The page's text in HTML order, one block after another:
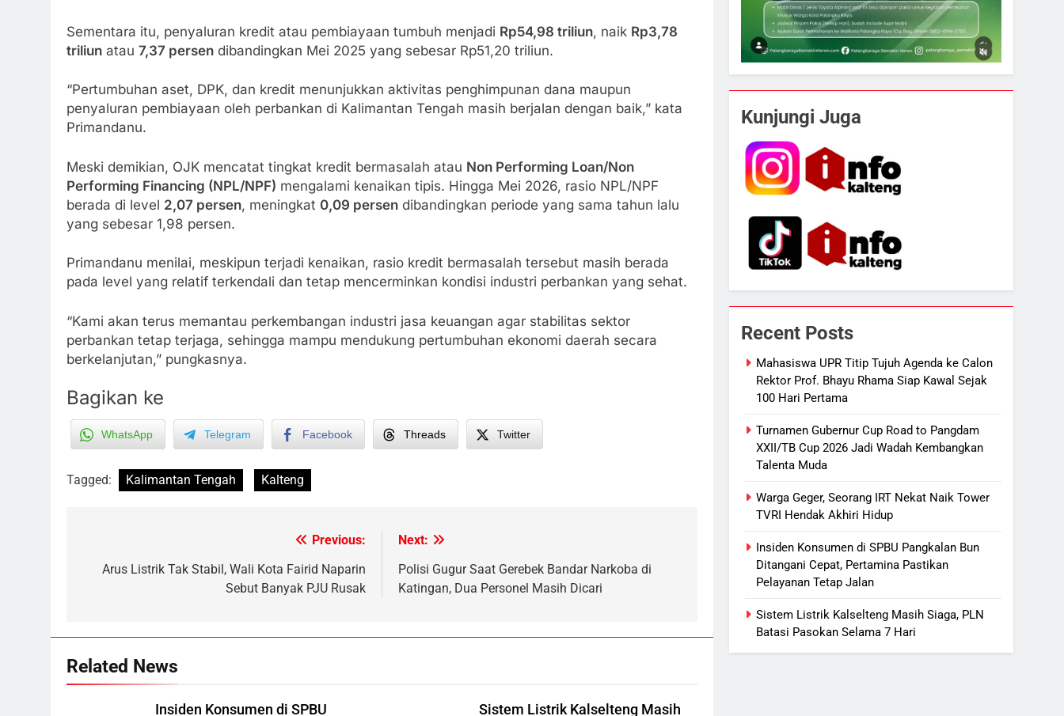
Sementara itu, penyaluran kredit atau pembiayaan tumbuh menjadi Rp54,98 triliun, naik Rp3,78
triliun atau 7,37 persen dibandingkan Mei 2025 yang sebesar Rp51,20 triliun.
“Pertumbuhan aset, DPK, dan kredit menunjukkan aktivitas penghimpunan dana maupun
penyaluran pembiayaan oleh perbankan di Kalimantan Tengah masih berjalan dengan baik,” kata
Primandanu.
Meski demikian, OJK mencatat tingkat kredit bermasalah atau Non Performing Loan/Non
Performing Financing (NPL/NPF) mengalami kenaikan tipis. Hingga Mei 2026, rasio NPL/NPF
berada di level 2,07 persen, meningkat 0,09 persen dibandingkan periode yang sama tahun lalu
yang sebesar 1,98 persen.
Primandanu menilai, meskipun terjadi kenaikan, rasio kredit bermasalah tersebut masih berada
pada level yang relatif terkendali dan tetap mencerminkan kondisi industri perbankan yang sehat.
“Kami akan terus memantau perkembangan industri jasa keuangan agar stabilitas sektor
perbankan tetap terjaga, sehingga mampu mendukung pertumbuhan ekonomi daerah secara
berkelanjutan,” pungkasnya.
Bagikan ke
WhatsApp Telegram Facebook Threads Twitter
Tagged: Kalimantan Tengah Kalteng
navigation
Previous:
Arus Listrik Tak Stabil, Wali Kota Fairid Naparin
Sebut Banyak PJU Rusak
Next:
Polisi Gugur Saat Gerebek Bandar Narkoba di
Katingan, Dua Personel Masih Dicari
Related News
Insiden Konsumen di SPBU
Sistem Listrik Kalselteng Masih
Kunjungi Juga
Recent Posts
Mahasiswa UPR Titip Tujuh Agenda ke Calon
Rektor Prof. Bhayu Rhama Siap Kawal Sejak
100 Hari Pertama
Turnamen Gubernur Cup Road to Pangdam
XXII/TB Cup 2026 Jadi Wadah Kembangkan
Talenta Muda
Warga Geger, Seorang IRT Nekat Naik Tower
TVRI Hendak Akhiri Hidup
Insiden Konsumen di SPBU Pangkalan Bun
Ditangani Cepat, Pertamina Pastikan
Pelayanan Tetap Jalan
Sistem Listrik Kalselteng Masih Siaga, PLN
Batasi Pasokan Selama 7 Hari
5
Sistem Listrik Kalselteng Masih
Distribusi BBM Diperkuat,
Pertamina Targetkan Antrean di
Ketua dan Empat Komisioner
KPU Kotim Resmi Jadi
Tersangka Dugaan Korupsi
HUKUM DAN KRIMINAL
Siaga, PLN Batasi Pasokan
Selama 7 Hari
Distribusi BBM Diperkuat,
SPBU Sampit Segera Terurai
ECONOMY
7